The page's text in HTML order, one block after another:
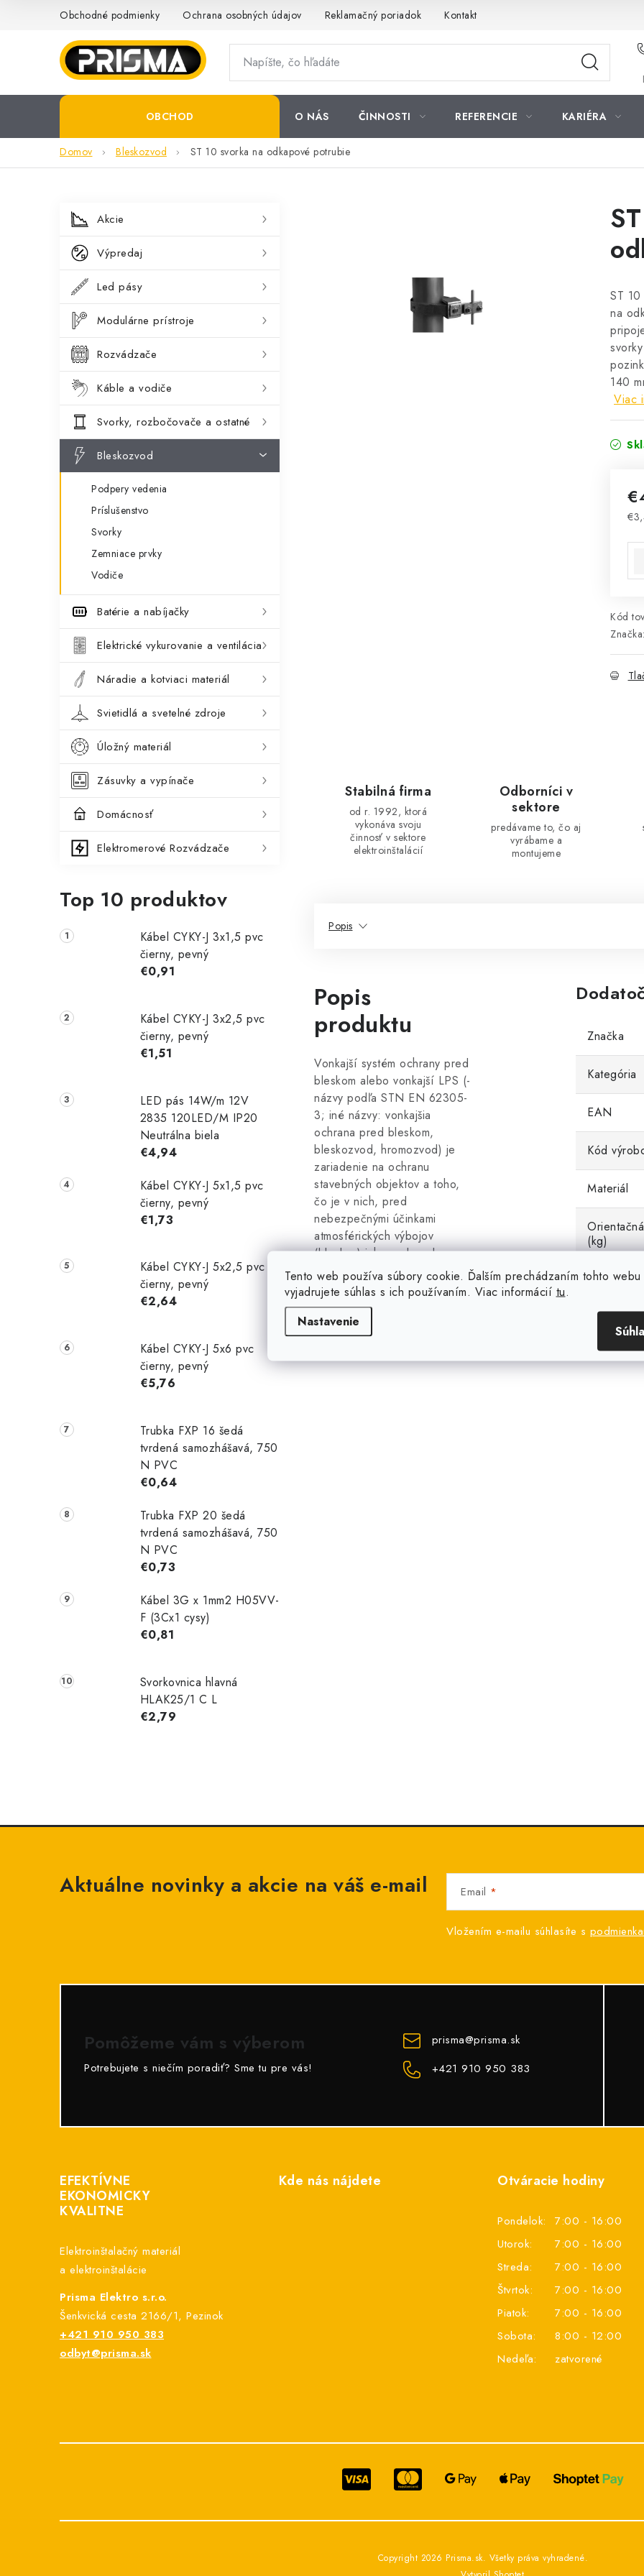
Tento web používa súbory cookie. Ďalším prechádzaním tohto webu
vyjadrujete súhlas s ich používaním. Viac informácií tu.
Nastavenie
Obchodné podmienky Ochrana osobných údajov Reklamačný poriadok Kontakt
OBCHOD O NÁS ČINNOSTI REFERENCIE KARIÉRA
Domov Bleskozvod ST 10 svorka na odkapové potrubie
B
o
č
n
p
a
n
e
Preskočiť
kategórie
K
a
g
ó
i
e
Akcie
Výpredaj
Led pásy
Modulárne prístroje
Rozvádzače
Káble a vodiče
Svorky, rozbočovače a ostatné
Bleskozvod
Podpery vedenia
Príslušenstvo
Svorky
Zemniace prvky
Vodiče
Batérie a nabíjačky
Elektrické vykurovanie a ventilácia
Náradie a kotviaci materiál
Svietidlá a svetelné zdroje
Úložný materiál
Zásuvky a vypínače
Domácnosť
Elektromerové Rozvádzače
Top 10 produktov
Kábel CYKY-J 3x1,5 pvc
čierny, pevný
€0,91
Kábel CYKY-J 3x2,5 pvc
čierny, pevný
€1,51
LED pás 14W/m 12V
2835 120LED/M IP20
Neutrálna biela
€4,94
Kábel CYKY-J 5x1,5 pvc
čierny, pevný
€1,73
Kábel CYKY-J 5x2,5 pvc
čierny, pevný
€2,64
Kábel CYKY-J 5x6 pvc
čierny, pevný
€5,76
Trubka FXP 16 šedá
tvrdená samozhášavá, 750
N PVC
€0,64
Trubka FXP 20 šedá
tvrdená samozhášavá, 750
N PVC
€0,73
Kábel 3G x 1mm2 H05VV-
F (3Cx1 cysy)
€0,81
Svorkovnica hlavná
HLAK25/1 C L
€2,79
ST
na
140
Viac
Kód
Stabilná firma
od r. 1992, ktorá
vykonáva svoju
činnosť v sektore
elektroinštalácií
Odborníci v
sektore
predávame to, čo aj
vyrábame a
montujeme
Popis
Popis
produktu
Vonkajší systém ochrany pred
bleskom alebo vonkajší LPS (-
názvy podľa STN EN 62305-
3; iné názvy: vonkajšia
ochrana pred bleskom,
bleskozvod, hromozvod) je
zariadenie na ochranu
stavebných objektov a toho,
čo je v nich, pred
nebezpečnými účinkami
atmosférických výbojov
(bleskov) ich zvodom do
zeme.
Značka
Kategória
EAN
Kód
Materiál
(kg)
Aktuálne novinky a akcie na váš e-mail Email
Vložením e-mailu súhlasíte s
Pomôžeme vám s výberom
Potrebujete s niečím poradiť? Sme tu pre vás!
prisma@prisma.sk
+421 910 950 383
EFEKTÍVNE
EKONOMICKY
KVALITNE
Elektroinštalačný materiál
a elektroinštalácie
Prisma Elektro s.r.o.
Šenkvická cesta 2166/1, Pezinok
+421 910 950 383
odbyt@prisma.sk
Kde nás nájdete Otváracie hodiny
Pondelok:
7:00 - 16:00
Utorok:
7:00 - 16:00
Streda:
7:00 - 16:00
Štvrtok:
7:00 - 16:00
Piatok:
7:00 - 16:00
Sobota:
8:00 - 12:00
Nedeľa:
zatvorené
Copyright 2026 Prisma.sk. Všetky práva vyhradené.